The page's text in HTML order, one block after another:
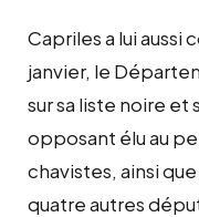
Capriles a lui aussi
janvier, le
sur sa liste noire et
opposant élu au
chavistes, ainsi
quatre autres